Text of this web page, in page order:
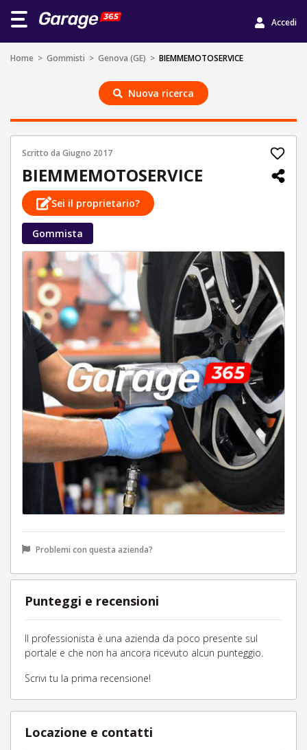
Accedi
Home > Gommisti > Genova (GE) > BIEMMEMOTOSERVICE
Nuova ricerca
Scritto da Giugno 2017
BIEMMEMOTOSERVICE
Sei il proprietario?
Gommista
Problemi con questa azienda?
Punteggi e recensioni
Il professionista è una azienda da poco presente sul
portale e che non ha ancora ricevuto alcun punteggio.
Scrivi tu la prima recensione!
Locazione e contatti